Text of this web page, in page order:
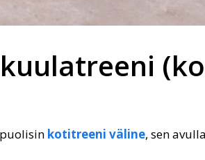
kotitreeni väline, sen